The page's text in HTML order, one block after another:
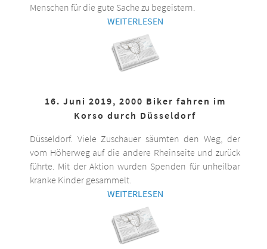
Menschen für die gute Sache zu begeistern.
WEITERLESEN
16. Juni 2019, 2000 Biker fahren im
Korso durch Düsseldorf
Düsseldorf. Viele Zuschauer säumten den Weg, der
vom Höherweg auf die andere Rheinseite und zurück
führte. Mit der Aktion wurden Spenden für unheilbar
kranke Kinder gesammelt.
WEITERLESEN